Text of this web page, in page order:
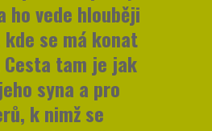
ho vede hlouběji
kde se má konat
tam je jak
syna a pro
k nimž se